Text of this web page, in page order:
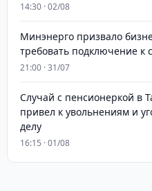
14:30 · 02/08
Минэнерго призвало
требовать подключение к
21:00 · 31/07
Случай с пенсионеркой в
привел к увольнениям и
делу
16:15 · 01/08